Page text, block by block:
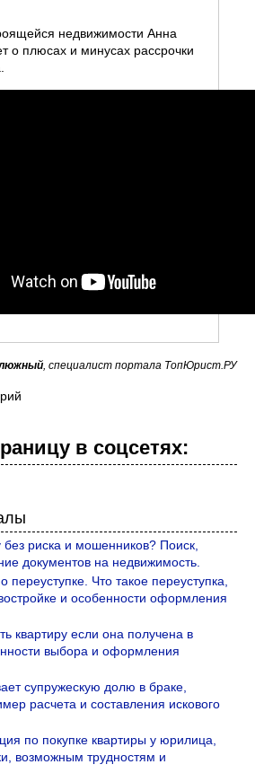
недвижимости Анна
о плюсах и минусах рассрочки
, специалист портала ТопЮрист.РУ
в cоцcетях:
без риска и мошенников? Поиск,
документов на недвижимость.
переуступке. Что такое переуступка,
и особенности оформления
квартиру если она получена в
выбора и оформления
супружескую долю в браке,
расчета и составления искового
по покупке квартиры у юрилица,
возможным трудностям и